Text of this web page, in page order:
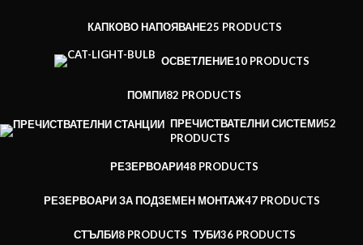
КАПКОВО НАПОЯВАНЕ25 PRODUCTS
ОСВЕТЛЕНИЕ10 PRODUCTS
ПОМПИ82 PRODUCTS
ПРЕЧИСТВАТЕЛНИ СИСТЕМИ52
PRODUCTS
РЕЗЕРВОАРИ48 PRODUCTS
РЕЗЕРВОАРИ ЗА ПОДЗЕМЕН МОНТАЖ47 PRODUCTS
СТЪЛБИ8 PRODUCTS ТУБИ36 PRODUCTS